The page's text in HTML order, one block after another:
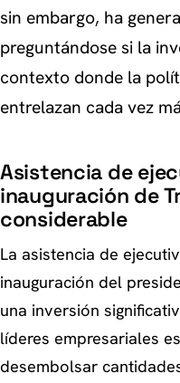
sin embargo, ha
preguntándose si la
contexto donde la
entrelazan cada vez
Asistencia de
inauguración de
considerable
La asistencia de
inauguración del
una inversión
líderes empresariales
desembolsar